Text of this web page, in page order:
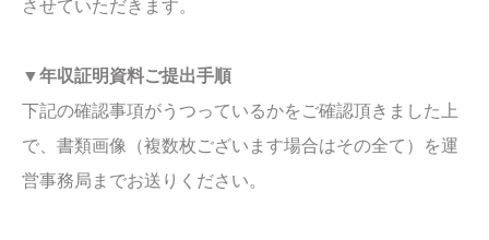
させていただきます。
▼年収証明資料ご提出手順
下記の確認事項がうつっているかをご確認頂きました上
で、書類画像（複数枚ございます場合はその全て）を運
営事務局までお送りください。